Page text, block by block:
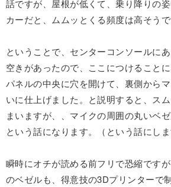
話ですが、屋根が低くて、乗り降りの
カーだと、ムムッとくる頻度は高そう
ということで、センターコンソールに
空きがあったので、ここにつけることに
パネルの中央に穴を開けて、裏側から
いに仕上げました。と説明すると、ス
まいますが、、マイクの周囲の丸いベ
という話になります。（という話にしま
瞬時にオチが読める前フリで恐縮です
のベゼルも、得意技の3Dプリンターで